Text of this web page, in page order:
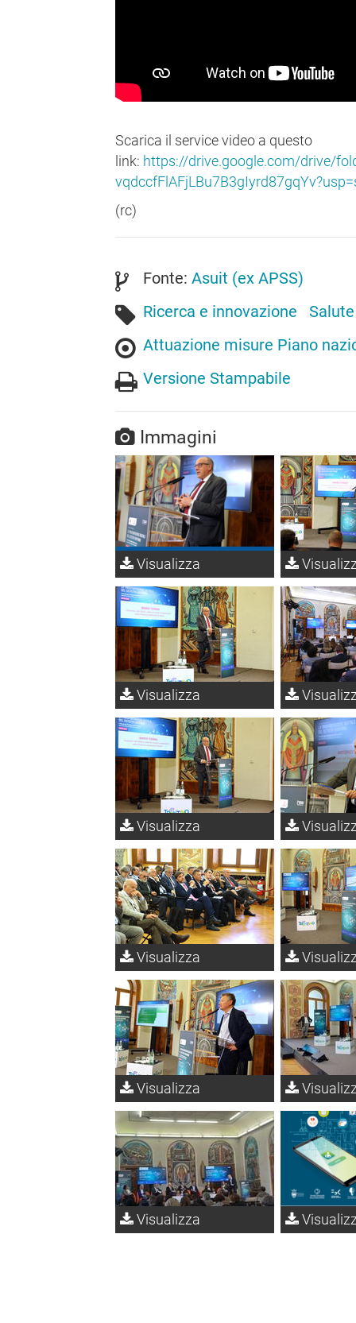
Scarica il service video a questo
link: https://drive.google.com/drive/
(rc)
Fonte: Asuit (ex APSS)
Ricerca e innovazione
Attuazione misure Piano
Versione Stampabile
Immagini
Visualizza
Visualizza
Visualizza
Visualizza
Visualizza
Visualizza